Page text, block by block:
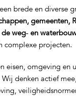
brede en diverse
gemeenten,
weg‑ en
complexe projecten.
eisen, omgeving
denken actief